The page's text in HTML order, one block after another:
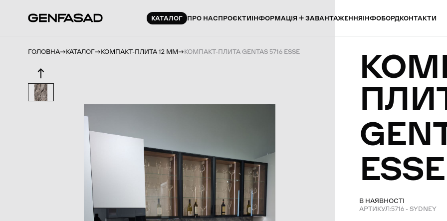
КАТАЛОГ ПРО НАСПРОЄКТИІНФОРМАЦІЯ ЗАВАНТАЖЕННЯІНФОБОРДКОНТАКТИ
ГОЛОВНА КАТАЛОГ КОМПАКТ-ПЛИТА 12 ММ КОМПАКТ-ПЛИТА GENTAS 5716 ESSE
ESSE
В НАЯВНОСТІ
АРТИКУЛ:5716 - SYDNEY